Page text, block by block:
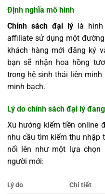
Định nghĩa mô hình
Chính sách đại lýlà hình
affiliate sử dụng một
khách hàng mới đăng ký
bạn sẽ nhận hoa hồng
trong hệ sinh thái liên
minh bạch.
Lý do chính sách đại lý
Xu hướng kiếm tiền online
nhu cầu tìm kiếm thu nhập
nổi lên như một lựa chọn
người mới:
Lý do
Chi tiết